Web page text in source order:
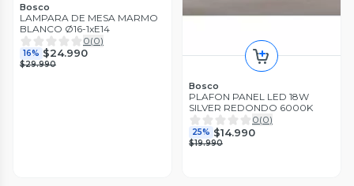
Bosco
LAMPARA DE MESA MARMO
BLANCO Ø16-1xE14
0(0)
16% $24.990
$29.990
Bosco
PLAFON PANEL LED 18W
SILVER REDONDO 6000K
0(0)
25% $14.990
$19.990